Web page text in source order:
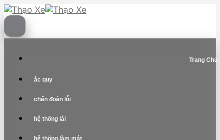
Skip
to
content
Trang Chủ
ắc quy
chẩn đoán lỗi
hệ thống lái
hệ thống làm mát